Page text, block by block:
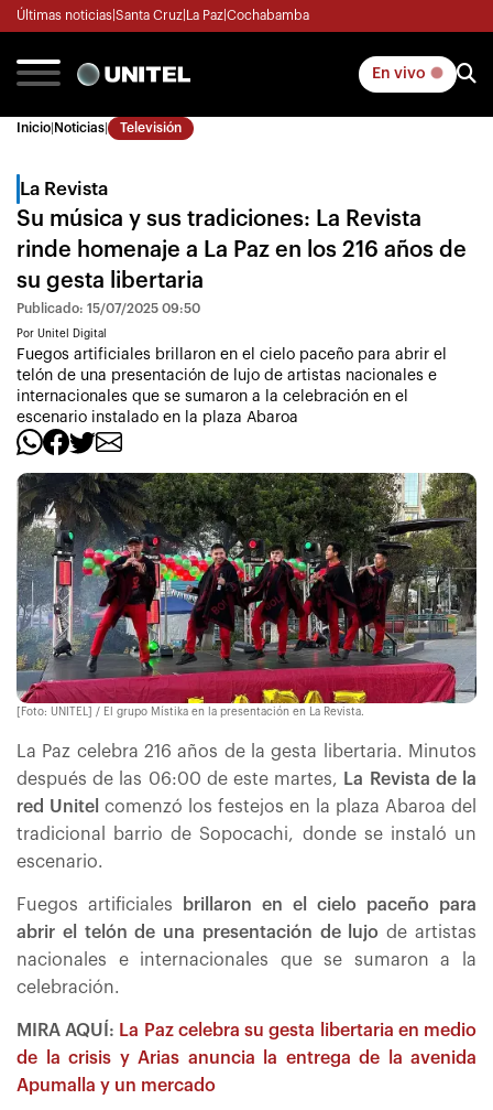
Últimas noticias Santa Cruz La Paz Cochabamba
En vivo
Inicio Noticias Televisión
La Revista
Su música y sus tradiciones: La Revista
rinde homenaje a La Paz en los 216 años de
su gesta libertaria
Publicado: 15/07/2025 09:50
Por Unitel Digital
Fuegos artificiales brillaron en el cielo paceño para abrir el
telón de una presentación de lujo de artistas nacionales e
internacionales que se sumaron a la celebración en el
escenario instalado en la plaza Abaroa
[Foto: UNITEL] / El grupo Místika en la presentación en La Revista.
La Paz celebra 216 años de la gesta libertaria. Minutos
después de las 06:00 de este martes, La Revista de la
red Unitel comenzó los festejos en la plaza Abaroa del
tradicional barrio de Sopocachi, donde se instaló un
escenario.
Fuegos artificiales brillaron en el cielo paceño para
abrir el telón de una presentación de lujode artistas
nacionales e internacionales que se sumaron a la
celebración.
MIRA AQUÍ: La Paz celebra su gesta libertaria en medio
de la crisis y Arias anuncia la entrega de la avenida
Apumalla y un mercado